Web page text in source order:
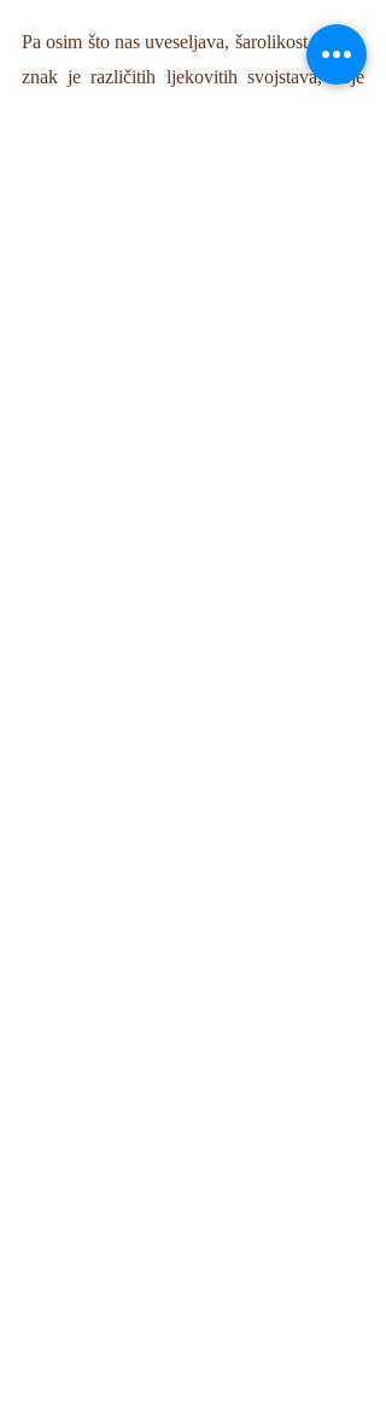
Pa osim što nas uveseljava, šarolikost povrća
znak je različitih ljekovitih svojstava, koje